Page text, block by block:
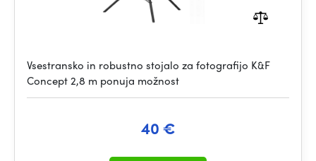
Vsestransko in robustno stojalo za fotografijo K&F
Concept 2,8 m ponuja možnost
40 €